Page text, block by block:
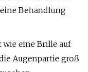
Behandlung
wie eine Brille auf
Augenpartie groß